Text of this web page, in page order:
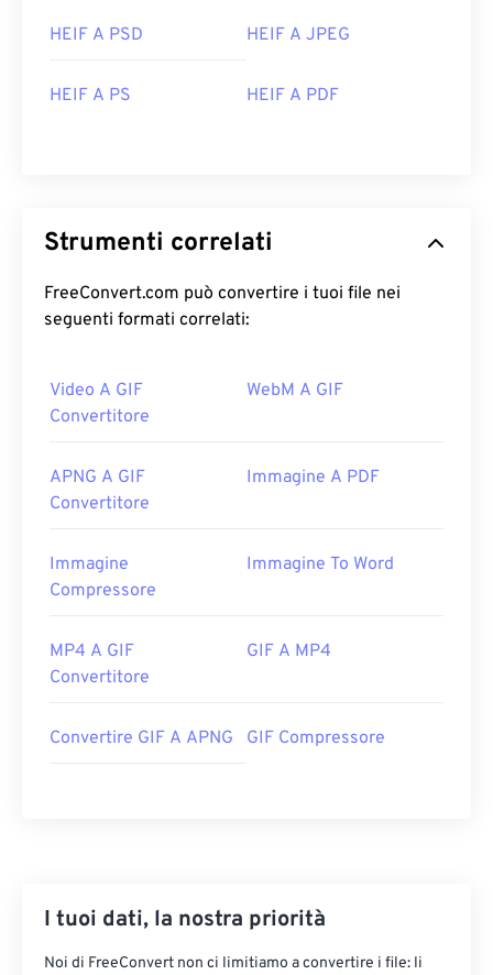
HEIF A PSD HEIF A JPEG
HEIF A PS HEIF A PDF
Strumenti correlati
FreeConvert.com può convertire i tuoi file nei
seguenti formati correlati:
Video A GIF
Convertitore
WebM A GIF
APNG A GIF
Convertitore
Immagine A PDF
Immagine
Compressore
Immagine To Word
MP4 A GIF
Convertitore
GIF A MP4
Convertire GIF A APNG GIF Compressore
I tuoi dati, la nostra priorità
Noi di FreeConvert non ci limitiamo a convertire i file: li